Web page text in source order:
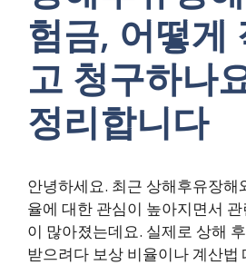
험금, 어떻게
고 청구하나
정리합니다
안녕하세요. 최근 상해후유장해
율에 대한 관심이 높아지면서
이 많아졌는데요. 실제로 상해
받으려다 보상 비율이나 계산법